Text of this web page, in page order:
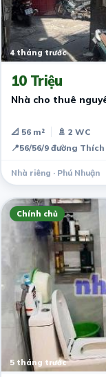
4 tháng trước
10 Triệu
Nhà cho thuê
📐 56 m²
🚿 2 WC
📍56/56/9 đường
Nhà riêng · Phú Nhuận
Chính chủ
5 tháng trước